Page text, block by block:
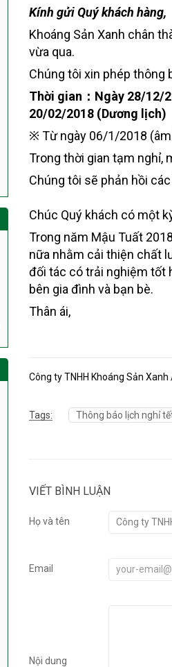
Kính gửi Quý khách hàng,
Khoáng Sản Xanh chân
vừa qua.
Chúng tôi xin phép thông
Thời gian：Ngày 28/12/
20/02/2018 (Dương lịch)
※ Từ ngày 06/1/2018
Trong thời gian tạm nghỉ,
Chúng tôi sẽ phản hồi
Chúc Quý khách có một
Trong năm Mậu Tuất
nữa nhằm cải thiện chất
đối tác có trải nghiệm tốt
bên gia đình và bạn bè.
Thân ái,
Công ty TNHH Khoáng Sản
Tags: Thông báo lịch nghỉ
VIẾT BÌNH LUẬN
Họ và tên
Email
Nội dung